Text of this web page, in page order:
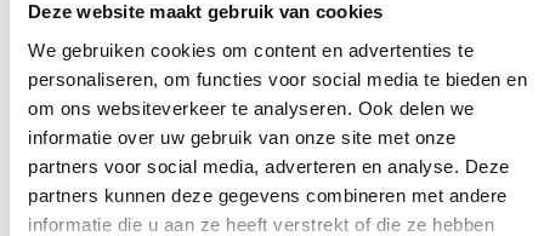
Deze website maakt gebruik van cookies
We gebruiken cookies om content en advertenties te
personaliseren, om functies voor social media te bieden en
om ons websiteverkeer te analyseren. Ook delen we
informatie over uw gebruik van onze site met onze
partners voor social media, adverteren en analyse. Deze
partners kunnen deze gegevens combineren met andere
informatie die u aan ze heeft verstrekt of die ze hebben
niet stiekem meer door rood. Zo komen we ook dit jaar
allemaal weer heelhuids thuis.
Wat zijn jouw goede auto-voornemens komend jaar?
Inhoudsopgave